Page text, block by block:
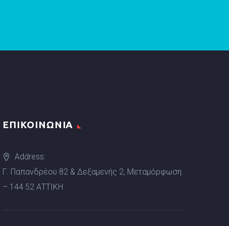
ΕΠΙΚΟΙΝΩΝΙΑ
Address:
Γ. Παπανδρέου 82 & Δεξαμενής 2, Μεταμόρφωση
– 144 52 ΑΤΤΙΚΗ